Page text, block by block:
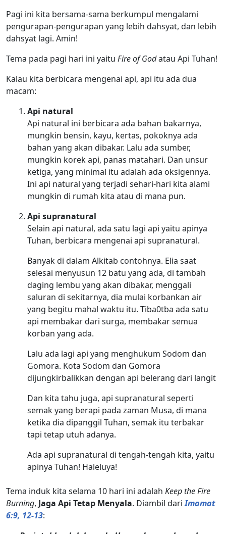
Pagi ini kita bersama-sama berkumpul mengalami
pengurapan-pengurapan yang lebih dahsyat, dan lebih
dahsyat lagi. Amin!
Tema pada pagi hari ini yaitu Fire of Godatau Api Tuhan!
Kalau kita berbicara mengenai api, api itu ada dua
macam:
Api natural
Api natural ini berbicara ada bahan bakarnya,
mungkin bensin, kayu, kertas, pokoknya ada
bahan yang akan dibakar. Lalu ada sumber,
mungkin korek api, panas matahari. Dan unsur
ketiga, yang minimal itu adalah ada oksigennya.
Ini api natural yang terjadi sehari-hari kita alami
mungkin di rumah kita atau di mana pun.
Api supranatural
Selain api natural, ada satu lagi api yaitu apinya
Tuhan, berbicara mengenai api supranatural.
Banyak di dalam Alkitab contohnya. Elia saat
selesai menyusun 12 batu yang ada, di tambah
daging lembu yang akan dibakar, menggali
saluran di sekitarnya, dia mulai korbankan air
yang begitu mahal waktu itu. Tiba0tba ada satu
api membakar dari surga, membakar semua
korban yang ada.
Lalu ada lagi api yang menghukum Sodom dan
Gomora. Kota Sodom dan Gomora
dijungkirbalikkan dengan api belerang dari langit
Dan kita tahu juga, api supranatural seperti
semak yang berapi pada zaman Musa, di mana
ketika dia dipanggil Tuhan, semak itu terbakar
tapi tetap utuh adanya.
Ada api supranatural di tengah-tengah kita, yaitu
apinya Tuhan! Haleluya!
Tema induk kita selama 10 hari ini adalah Keep the Fire
Burning, Jaga Api Tetap Menyala. Diambil dariImamat
6:9, 12-13: